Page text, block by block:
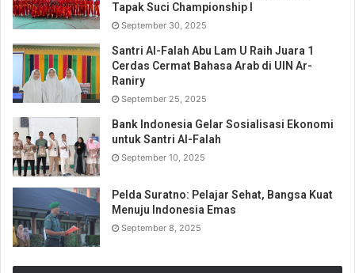
Tapak Suci Championship I
September 30, 2025
Santri Al-Falah Abu Lam U Raih Juara 1
Cerdas Cermat Bahasa Arab di UIN Ar-
Raniry
September 25, 2025
Bank Indonesia Gelar Sosialisasi Ekonomi
untuk Santri Al-Falah
September 10, 2025
Pelda Suratno: Pelajar Sehat, Bangsa Kuat
Menuju Indonesia Emas
September 8, 2025